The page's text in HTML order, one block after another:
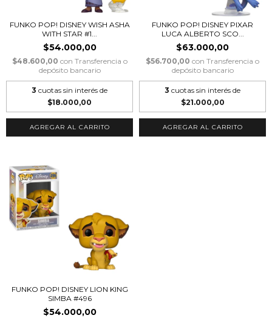
FUNKO POP! DISNEY WISH ASHA
WITH STAR #1...
$54.000,00
$48.600,00 con Transferencia o
depósito bancario
3 cuotas sin interés de
$18.000,00
FUNKO POP! DISNEY PIXAR
LUCA ALBERTO SCO...
$63.000,00
$56.700,00 con Transferencia o
depósito bancario
3 cuotas sin interés de
$21.000,00
FUNKO POP! DISNEY LION KING
SIMBA #496
$54.000,00